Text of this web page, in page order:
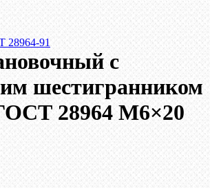
28964-91
с
шестигранником
28964 М6×20